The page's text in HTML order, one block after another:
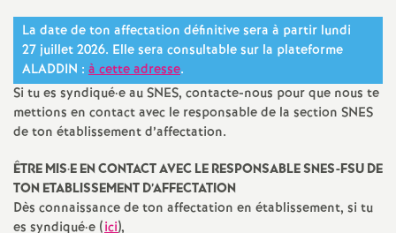
La date de ton affectation définitive sera à partir lundi
27 juillet 2026. Elle sera consultable sur la plateforme
ALADDIN : à cette adresse.
Si tu es syndiqué·e auSNES, contacte-nous pour que nous te
mettions en contact avec le responsable de la section SNES
de ton établissement d’affectation.
ÊTREMIS·EENCONTACTAVECLERESPONSABLESNES-FSUDE
TONETABLISSEMENTD’AFFECTATION
Dès connaissance de ton affectation en établissement, si tu
es syndiqué·e (ici),